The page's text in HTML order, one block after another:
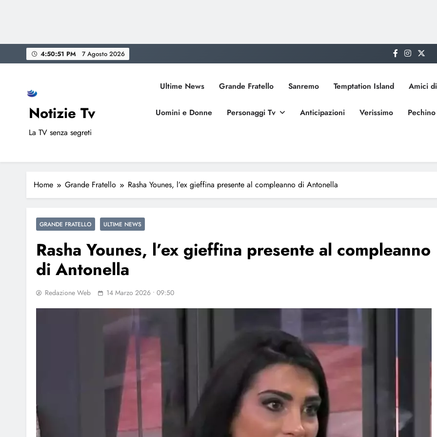
to
4:50:52 PM 7 Agosto 2026
Notizie Tv
La TV senza segreti
Ultime News Grande Fratello Sanremo Temptation Island Amici
Uomini e Donne Personaggi Tv Anticipazioni Verissimo
Home Grande Fratello Rasha Younes, l’ex gieffina presente al compleanno di Antonella
GRANDE FRATELLO ULTIME NEWS
Rasha Younes, l’ex gieffina presente al compleanno
di Antonella
Redazione Web 14 Marzo 2026 • 09:50